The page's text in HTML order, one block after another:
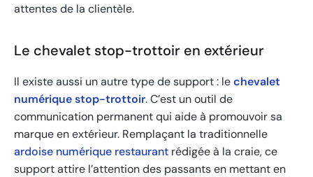
attentes de la clientèle.
Le chevalet stop-trottoir en extérieur
Il existe aussi un autre type de support : lechevalet
numérique stop-trottoir. C’est un outil de
communication permanent qui aide à promouvoir sa
marque en extérieur. Remplaçant la traditionnelle
ardoise numérique restaurant rédigée à la craie, ce
support attire l’attention des passants en mettant en